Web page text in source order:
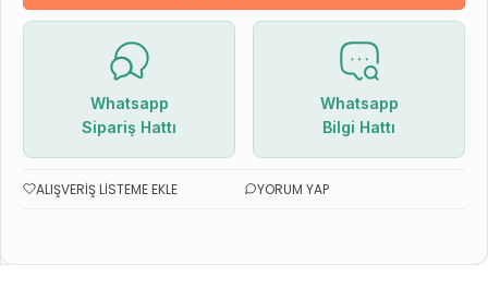
Whatsapp
Sipariş Hattı
Whatsapp
Bilgi Hattı
ALIŞVERIŞ LISTEME EKLE YORUM YAP